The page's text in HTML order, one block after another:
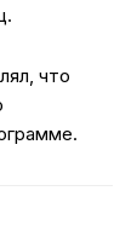
что